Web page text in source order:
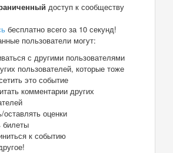
доступ к сообществу
бесплатно всего за 10 секунд!
пользователи могут:
с другими пользователями
пользователей, которые тоже
это событие
комментарии других
оставлять оценки
билеты
к событию